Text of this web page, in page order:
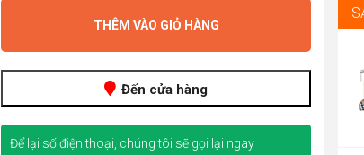
16.800.000đ.
14.986.000đ.
THÊM VÀO GIỎ HÀNG
Đến cửa hàng
Để lại số điện thoại, chúng tôi sẽ gọi lại ngay